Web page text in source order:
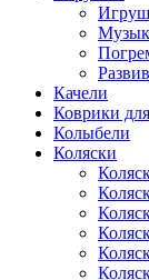
Качели
Коврики
Колыбели
Коляски